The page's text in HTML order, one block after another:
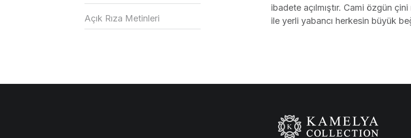
Açık Rıza Metinleri
ibadete açılmıştır. Cami özgün
ile yerli yabancı herkesin büyük